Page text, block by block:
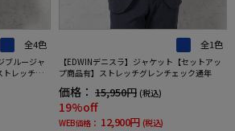
全4色
ブルージャ
トレッチ無
全1色
【EDWINデニスラ】ジャケット【セットアッ
プ商品有】ストレッチグレンチェック通年
価格： 15,950円 (税込)
19%off
WEB価格： 12,900円 (税込)